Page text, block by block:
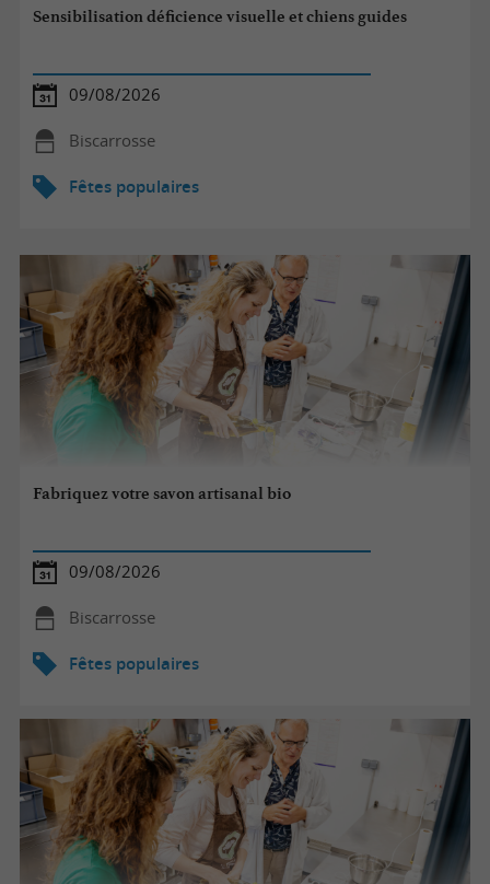
Sensibilisation déficience visuelle et chiens guides
09/08/2026
Biscarrosse
Fêtes populaires
Fabriquez votre savon artisanal bio
09/08/2026
Biscarrosse
Fêtes populaires